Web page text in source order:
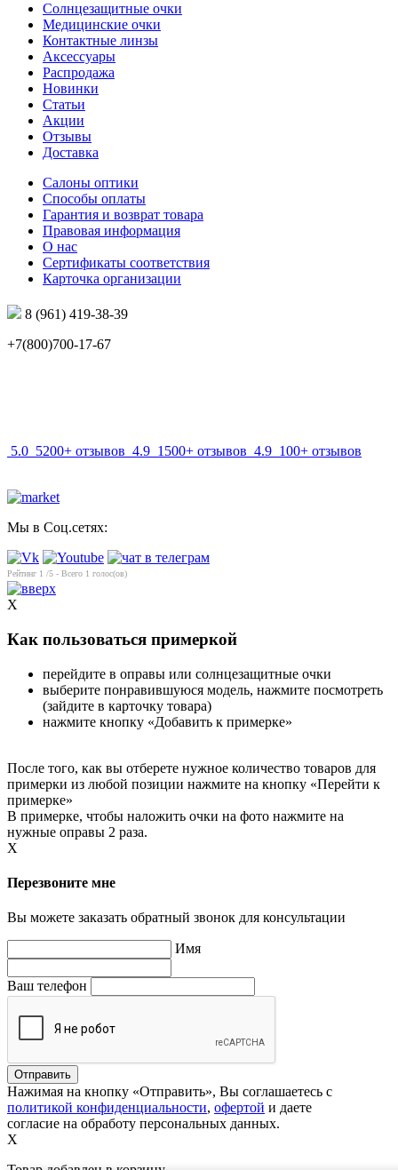
Солнцезащитные очки
Медицинские очки
Контактные линзы
Аксессуары
Распродажа
Новинки
Статьи
Акции
Отзывы
Доставка
Салоны оптики
Способы оплаты
Гарантия и возврат товара
Правовая информация
О нас
Сертификаты соответствия
Карточка организации
8 (961) 419-38-39
+7(800)700-17-67
5.0 5200+ отзывов 4.9 1500+ отзывов 4.9 100+ отзывов
Мы в Соц.сетях:
Рейтинг 1 /5 - Всего 1 голос(ов)
X
Как пользоваться примеркой
перейдите в оправы или солнцезащитные очки
выберите понравившуюся модель, нажмите посмотреть
(зайдите в карточку товара)
нажмите кнопку «Добавить к примерке»
После того, как вы отберете нужное количество товаров для
примерки из любой позиции нажмите на кнопку «Перейти к
примерке»
В примерке, чтобы наложить очки на фото нажмите на
нужные оправы 2 раза.
X
Перезвоните мне
Вы можете заказать обратный звонок для консультации
Имя
Ваш телефон
Нажимая на кнопку «Отправить», Вы соглашаетесь с
политикой конфиденциальности, офертой и даете
согласие на обработу персональных данных.
X